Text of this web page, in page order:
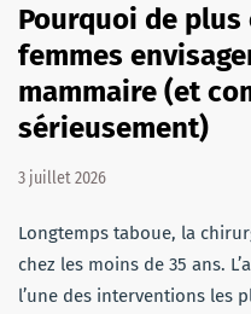
Pourquoi de
femmes
mammaire (et
sérieusement)
3 juillet 2026
Longtemps taboue, la
chez les moins de 35 ans.
l’une des interventions les